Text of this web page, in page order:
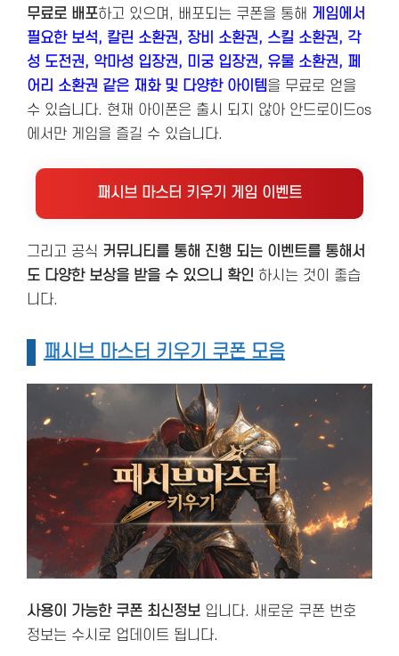
무료로 배포하고 있으며, 배포되는 쿠폰을 통해 게임에서
필요한 보석, 칼린 소환권, 장비 소환권, 스킬 소환권, 각
성 도전권, 악마성 입장권, 미궁 입장권, 유물 소환권, 페
어리 소환권 같은 재화 및 다양한 아이템을 무료로 얻을
수 있습니다. 현재 아이폰은 출시 되지 않아 안드로이드os
에서만 게임을 즐길 수 있습니다.
패시브 마스터 키우기 게임 이벤트
그리고 공식 커뮤니티를 통해 진행 되는 이벤트를 통해서
도 다양한 보상을 받을 수 있으니 확인 하시는 것이 좋습
니다.
패시브 마스터 키우기 쿠폰 모음
사용이 가능한 쿠폰 최신정보 입니다. 새로운 쿠폰 번호
정보는 수시로 업데이트 됩니다.